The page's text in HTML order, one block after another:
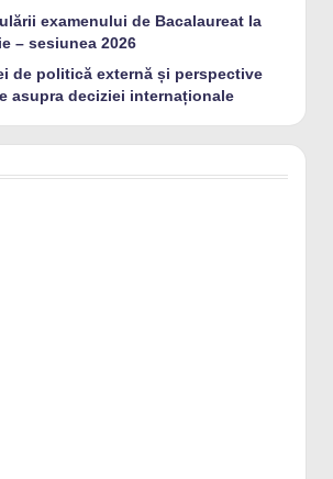
examenului de Bacalaureat la
– sesiunea 2026
de politică externă și perspective
asupra deciziei internaționale